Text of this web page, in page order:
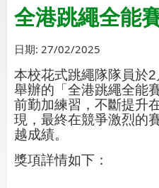
全港跳繩全能
日期: 27/02/2025
本校花式跳繩隊隊員於2
舉辦的「全港跳繩全能
前勤加練習，不斷提升
現，最終在競爭激烈的
越成績。
獎項詳情如下：